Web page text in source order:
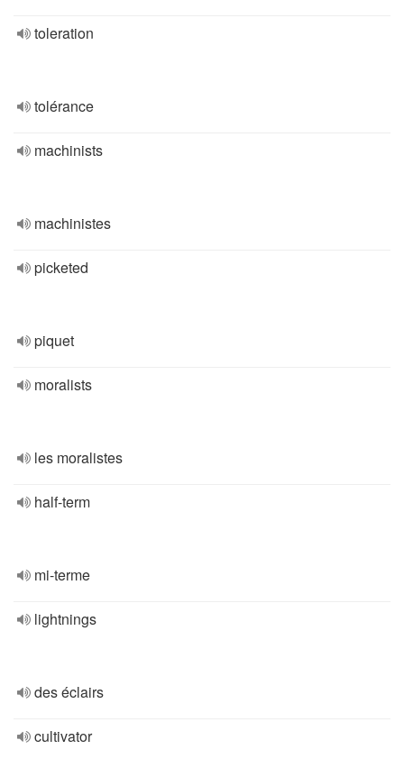
toleration
tolérance
machinists
machinistes
picketed
piquet
moralists
les moralistes
half-term
mi-terme
lightnings
des éclairs
cultivator